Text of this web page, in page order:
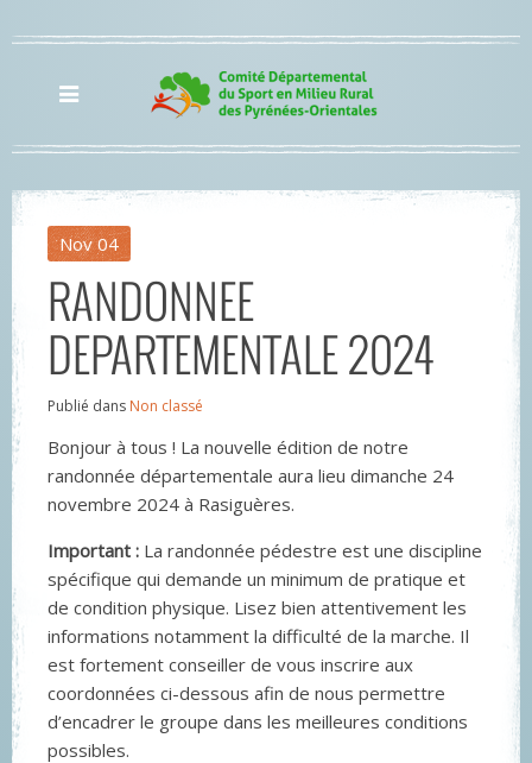
Nov 04
RANDONNEE
DEPARTEMENTALE 2024
Publié dans Non classé
Bonjour à tous ! La nouvelle édition de notre
randonnée départementale aura lieu dimanche 24
novembre 2024 à Rasiguères.
Important : La randonnée pédestre est une discipline
spécifique qui demande un minimum de pratique et
de condition physique. Lisez bien attentivement les
informations notamment la difficulté de la marche. Il
est fortement conseiller de vous inscrire aux
coordonnées ci-dessous afin de nous permettre
d’encadrer le groupe dans les meilleures conditions
possibles.